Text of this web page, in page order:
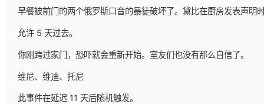
早餐被前门的两个俄罗斯口音的暴徒破坏了。黛比在厨房发表声明
允许 5 天过去。
你刚跨过家门，恐吓就会重新开始。室友们也没有那么自信了。
维尼、维迪、托尼
此事件在延迟 11 天后随机触发。